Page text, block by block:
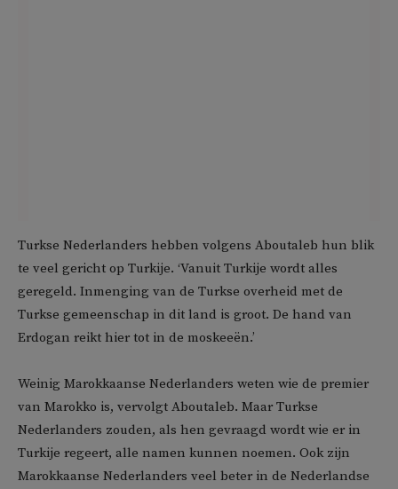
Turkse Nederlanders hebben volgens Aboutaleb hun blik
te veel gericht op Turkije. ‘Vanuit Turkije wordt alles
geregeld. Inmenging van de Turkse overheid met de
Turkse gemeenschap in dit land is groot. De hand van
Erdogan reikt hier tot in de moskeeën.’
Weinig Marokkaanse Nederlanders weten wie de premier
van Marokko is, vervolgt Aboutaleb. Maar Turkse
Nederlanders zouden, als hen gevraagd wordt wie er in
Turkije regeert, alle namen kunnen noemen. Ook zijn
Marokkaanse Nederlanders veel beter in de Nederlandse